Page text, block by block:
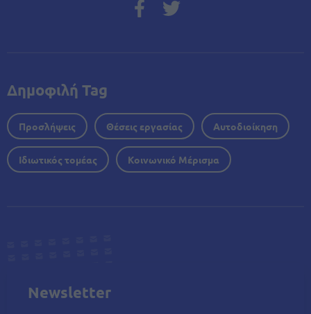
Δημοφιλή Tag
Προσλήψεις Θέσεις εργασίας Αυτοδιοίκηση
Ιδιωτικός τομέας Κοινωνικό Μέρισμα
Newsletter